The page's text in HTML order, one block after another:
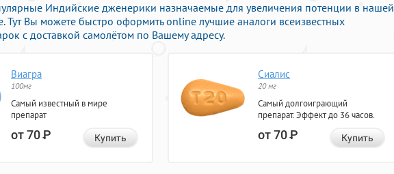
Индийские дженерики назначаемые для увеличения потенции в нашей
Тут Вы можете быстро оформить online лучшие аналоги всеизвестных
с доставкой самолётом по Вашему адресу.
Виагра
100мг
Самый известный в мире
препарат
от 70Р Купить
Сиалис
20 мг
Самый долгоиграющий
препарат. Эффект до 36 часов.
от 70Р Купить